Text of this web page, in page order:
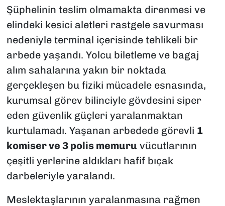
Şüphelinin teslim olmamakta direnmesi ve
elindeki kesici aletleri rastgele savurması
nedeniyle terminal içerisinde tehlikeli bir
arbede yaşandı. Yolcu biletleme ve bagaj
alım sahalarına yakın bir noktada
gerçekleşen bu fiziki mücadele esnasında,
kurumsal görev bilinciyle gövdesini siper
eden güvenlik güçleri yaralanmaktan
kurtulamadı. Yaşanan arbedede görevli 1
komiser ve 3 polis memuru vücutlarının
çeşitli yerlerine aldıkları hafif bıçak
darbeleriyle yaralandı.
Meslektaşlarının yaralanmasına rağmen